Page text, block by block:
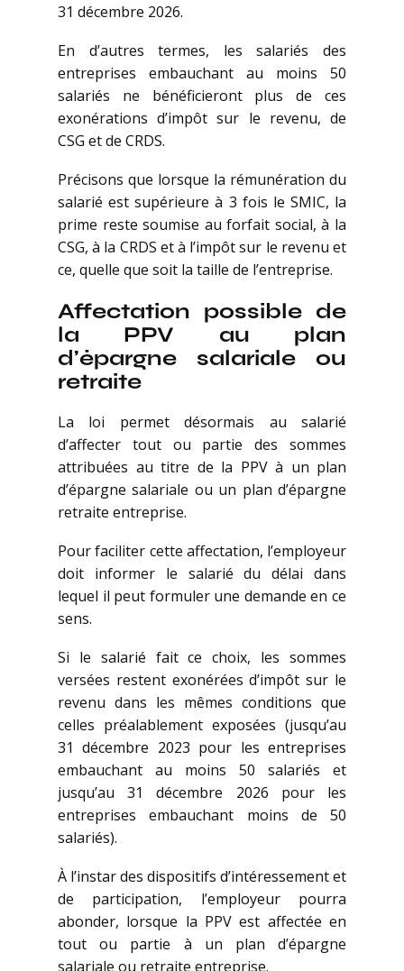
31 décembre 2026.
En d’autres termes, les salariés des
entreprises embauchant au moins 50
salariés ne bénéficieront plus de ces
exonérations d’impôt sur le revenu, de
CSG et de CRDS.
Précisons que lorsque la rémunération du
salarié est supérieure à 3 fois le SMIC, la
prime reste soumise au forfait social, à la
CSG, à la CRDS et à l’impôt sur le revenu et
ce, quelle que soit la taille de l’entreprise.
Affectation possible de
la PPV au plan
d’épargne salariale ou
retraite
La loi permet désormais au salarié
d’affecter tout ou partie des sommes
attribuées au titre de la PPV à un plan
d’épargne salariale ou un plan d’épargne
retraite entreprise.
Pour faciliter cette affectation, l’employeur
doit informer le salarié du délai dans
lequel il peut formuler une demande en ce
sens.
Si le salarié fait ce choix, les sommes
versées restent exonérées d’impôt sur le
revenu dans les mêmes conditions que
celles préalablement exposées (jusqu’au
31 décembre 2023 pour les entreprises
embauchant au moins 50 salariés et
jusqu’au 31 décembre 2026 pour les
entreprises embauchant moins de 50
salariés).
À l’instar des dispositifs d’intéressement et
de participation, l’employeur pourra
abonder, lorsque la PPV est affectée en
tout ou partie à un plan d’épargne
salariale ou retraite entreprise.